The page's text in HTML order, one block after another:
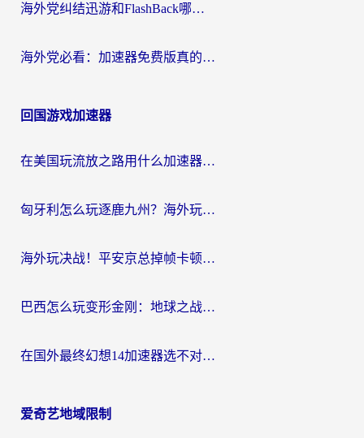
海外党纠结迅游和FlashBack哪个好？2026实用指南教你选对回国加速器
海外党必看：加速器免费版真的能解决回国访问难题吗？附实用选择指南
回国游戏加速器
在美国玩流放之路用什么加速器？海外党国服游戏不卡顿的终极攻略
匈牙利怎么玩逐鹿九州？海外玩家国服游戏加速器终极指南（附永劫无间荣耀新三国解决方案）
海外玩决战！平安京总掉帧卡顿？用什么加速器比较好？实测指南来了
巴西怎么玩变形金刚：地球之战？海外玩家国服游戏加速终极指南（附新诛仙延迟密室逃脱18解决办法）
在国外最终幻想14加速器选不对？海外玩家的国服游戏加速避坑指南
爱奇艺地域限制